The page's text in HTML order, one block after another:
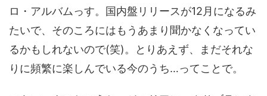
ロ・アルバムっす。国内盤リリースが12月になるみ
たいで、そのころにはもうあまり聞かなくなってい
るかもしれないので(笑)。とりあえず、まだそれな
りに頻繁に楽しんでいる今のうち…ってことで。